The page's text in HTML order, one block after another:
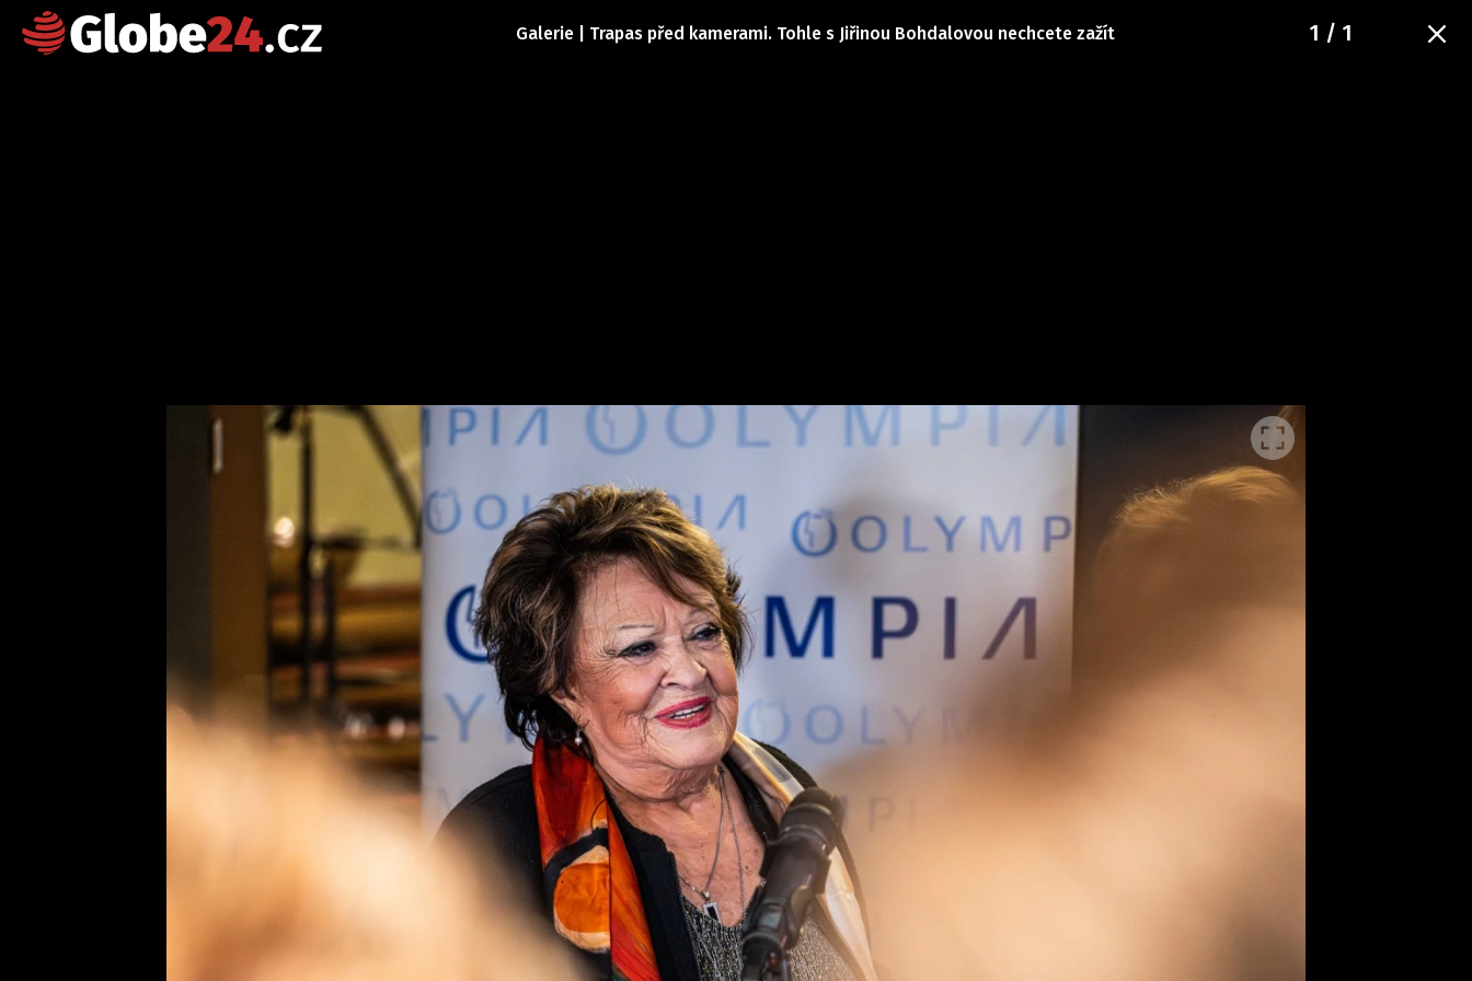
Galerie | Trapas před kamerami. Tohle s Jiřinou Bohdalovou nechcete zažít 1 / 1